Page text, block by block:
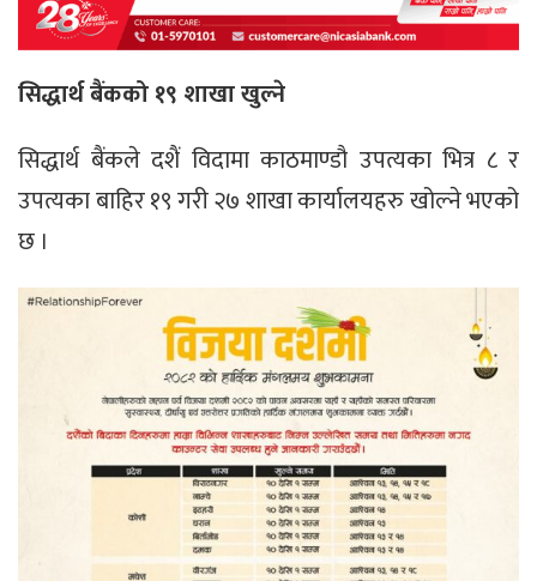
सिद्धार्थ बैंकको १९ शाखा खुल्ने
सिद्धार्थ बैंकले दशैं विदामा काठमाण्डौ उपत्यका भित्र ८ र
उपत्यका बाहिर १९ गरी २७ शाखा कार्यालयहरु खोल्ने भएको
छ ।